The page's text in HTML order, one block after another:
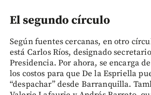
El segundo círculo
Según fuentes cercanas, en otro
está Carlos Ríos, designado
Presidencia. Por ahora, se encarga
los costos para que De la Espriella
“despachar” desde Barranquilla.